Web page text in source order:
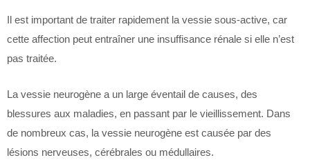
Il est important de traiter rapidement la vessie sous-active, car
cette affection peut entraîner une insuffisance rénale si elle n’est
pas traitée.
La vessie neurogène a un large éventail de causes, des
blessures aux maladies, en passant par le vieillissement. Dans
de nombreux cas, la vessie neurogène est causée par des
lésions nerveuses, cérébrales ou médullaires.